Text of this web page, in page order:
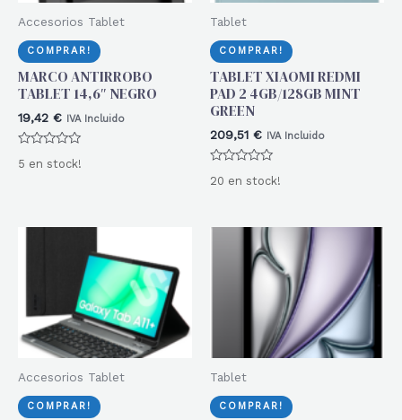
Accesorios Tablet
COMPRAR!
MARCO ANTIRROBO
TABLET 14,6″ NEGRO
19,42 € IVA Incluido
con
5 en stock!
Tablet
COMPRAR!
TABLET XIAOMI REDMI
PAD 2 4GB/128GB MINT
GREEN
209,51 € IVA Incluido
con
20 en stock!
Accesorios Tablet
COMPRAR!
Tablet
COMPRAR!